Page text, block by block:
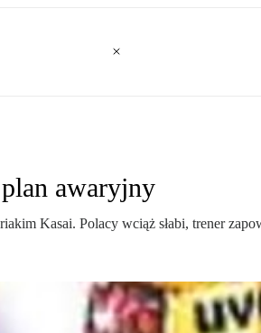
awaryjny
Kasai. Polacy wciąż słabi, trener